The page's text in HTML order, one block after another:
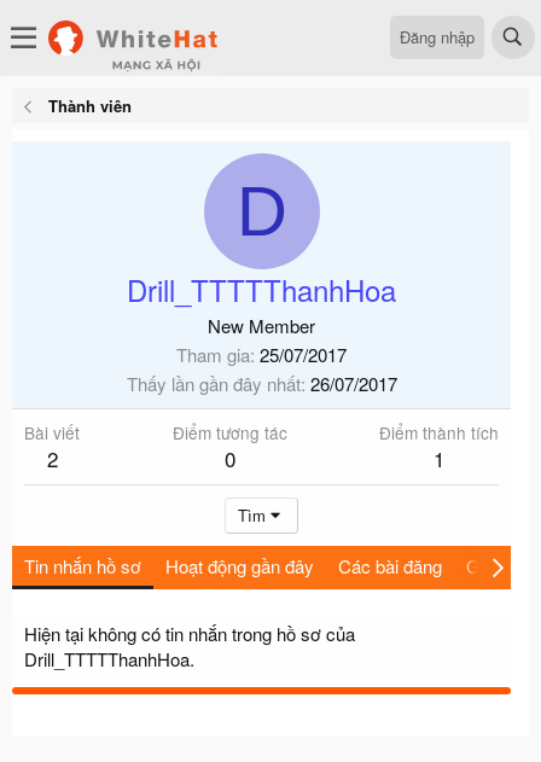
Đăng nhập
Thành viên
D
Drill_TTTTThanhHoa
New Member
Tham gia 25/07/2017
Thấy lần gần đây nhất 26/07/2017
Bài viết
2
Điểm tương tác
0
Điểm thành tích
1
Tìm
Tin nhắn hồ sơ Hoạt động gần đây Các bài đăng Giới thiệu
Hiện tại không có tin nhắn trong hồ sơ của
Drill_TTTTThanhHoa.